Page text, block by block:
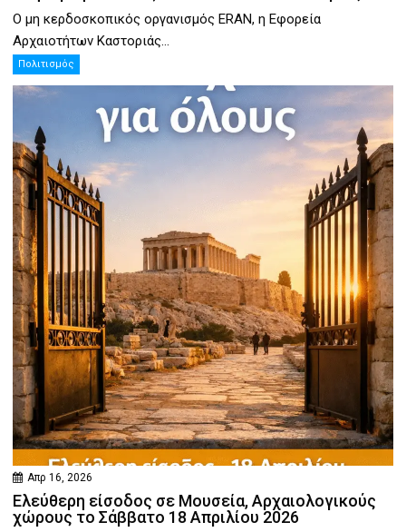
Ο μη κερδοσκοπικός οργανισμός ERAN, η Εφορεία
Αρχαιοτήτων Καστοριάς...
Πολιτισμός
Απρ 16, 2026
Ελεύθερη είσοδος σε Μουσεία, Αρχαιολογικούς
χώρους το Σάββατο 18 Απριλίου 2026